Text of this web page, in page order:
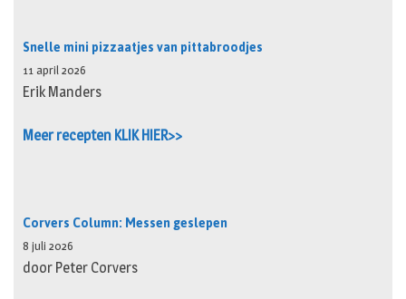
Snelle mini pizzaatjes van pittabroodjes
11 april 2026
Erik Manders
Meer recepten KLIK HIER>>
Corvers Column: Messen geslepen
8 juli 2026
door Peter Corvers